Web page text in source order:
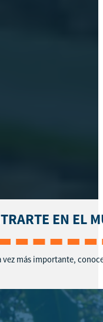
EN EL
vez más importante,